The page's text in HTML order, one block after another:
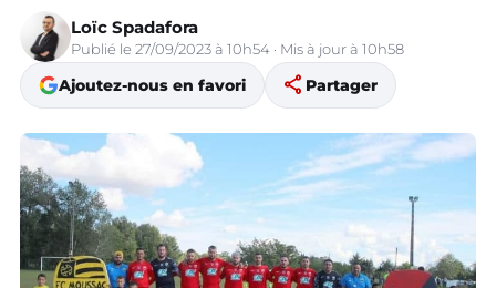
Loïc Spadafora
Publié le 27/09/2023 à 10h54 · Mis à jour à 10h58
Ajoutez-nous en favori share Partager